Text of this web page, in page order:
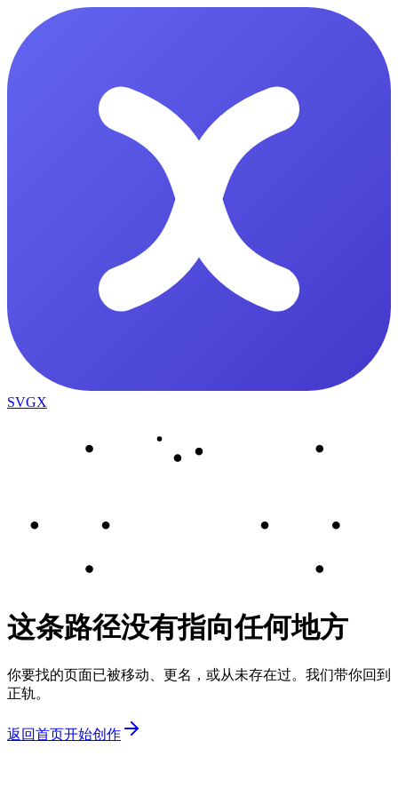
SVGX
这条路径没有指向任何地方
你要找的页面已被移动、更名，或从未存在过。我们带你回到
正轨。
返回首页开始创作